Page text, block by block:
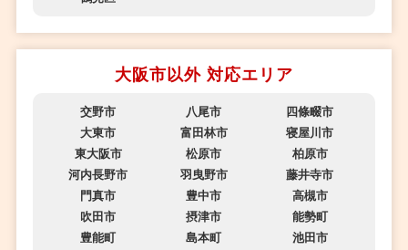
大阪市以外 対応エリア
交野市 八尾市
四條畷市
大東市
富田林市
寝屋川市
東大阪市
松原市
柏原市
河内長野市
羽曳野市
藤井寺市
門真市
豊中市
高槻市
吹田市
摂津市
能勢町
豊能町
島本町
池田市